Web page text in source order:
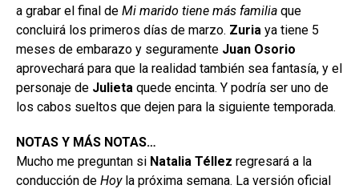
a grabar el final de Mi marido tiene más familia que
concluirá los primeros días de marzo. Zuria ya tiene 5
meses de embarazo y seguramente Juan Osorio
aprovechará para que la realidad también sea fantasía, y el
personaje de Julieta quede encinta. Y podría ser uno de
los cabos sueltos que dejen para la siguiente temporada.
NOTAS Y MÁS NOTAS…
Mucho me preguntan si Natalia Téllez regresará a la
conducción de Hoyla próxima semana. La versión oficial